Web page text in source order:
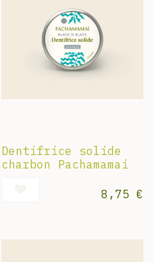
Dentifrice solide
charbon Pachamamai
8,75 €